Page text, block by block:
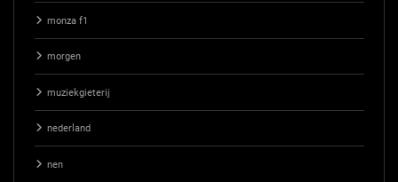
monza f1
morgen
muziekgieterij
nederland
nen